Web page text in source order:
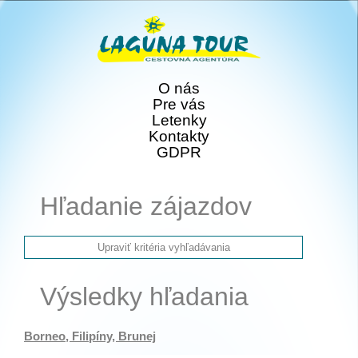
O nás
Pre vás
Letenky
Kontakty
GDPR
Hľadanie zájazdov
Výsledky hľadania
Borneo, Filipíny, Brunej